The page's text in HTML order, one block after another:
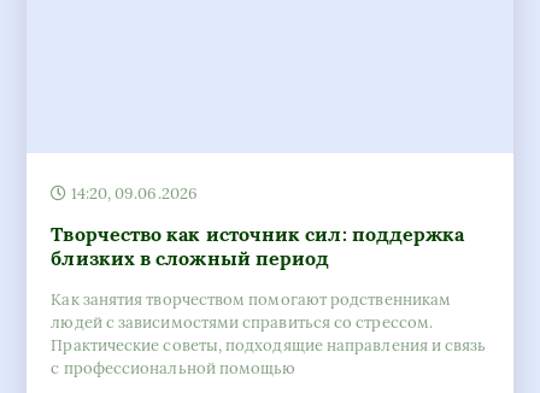
14:20, 09.06.2026
Творчество как источник сил: поддержка
близких в сложный период
Как занятия творчеством помогают родственникам
людей с зависимостями справиться со стрессом.
Практические советы, подходящие направления и связь
с профессиональной помощью